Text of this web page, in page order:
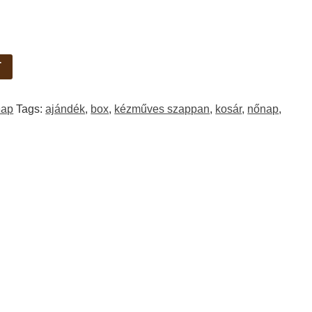
Tags:ajándék, box, kézműves szappan, kosár, nőnap,